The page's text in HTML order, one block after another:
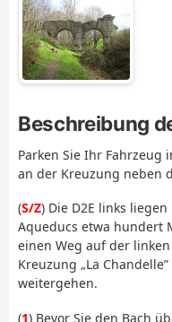
Beschreibung
Parken Sie Ihr Fahrzeug
an der Kreuzung neben
(S/Z) Die D2E links
Aqueducs etwa hundert
einen Weg auf der
Kreuzung „La
weitergehen.
(1) Bevor Sie den Bach